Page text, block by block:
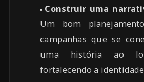
Construir uma
Um bom
campanhas que se
uma história ao
fortalecendo a